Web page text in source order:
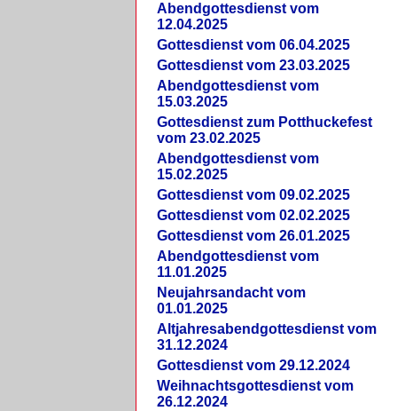
Abendgottesdienst vom
12.04.2025
Gottesdienst vom 06.04.2025
Gottesdienst vom 23.03.2025
Abendgottesdienst vom
15.03.2025
Gottesdienst zum Potthuckefest
vom 23.02.2025
Abendgottesdienst vom
15.02.2025
Gottesdienst vom 09.02.2025
Gottesdienst vom 02.02.2025
Gottesdienst vom 26.01.2025
Abendgottesdienst vom
11.01.2025
Neujahrsandacht vom
01.01.2025
Altjahresabendgottesdienst vom
31.12.2024
Gottesdienst vom 29.12.2024
Weihnachtsgottesdienst vom
26.12.2024